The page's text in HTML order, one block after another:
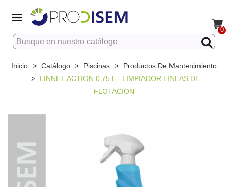
0
Inicio > Catálogo > Piscinas >
Productos De Mantenimiento
>
LINNET ACTION 0.75 L - LIMPIADOR LINEAS DE
FLOTACION